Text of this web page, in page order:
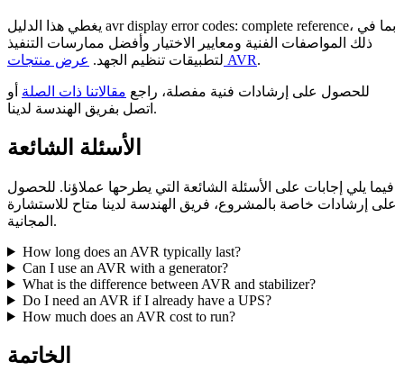
يغطي هذا الدليل avr display error codes: complete reference، بما في
ذلك المواصفات الفنية ومعايير الاختيار وأفضل ممارسات التنفيذ
لتطبيقات تنظيم الجهد. عرض منتجات AVR.
للحصول على إرشادات فنية مفصلة، راجع مقالاتنا ذات الصلة أو
اتصل بفريق الهندسة لدينا.
الأسئلة الشائعة
فيما يلي إجابات على الأسئلة الشائعة التي يطرحها عملاؤنا. للحصول
على إرشادات خاصة بالمشروع، فريق الهندسة لدينا متاح للاستشارة
المجانية.
How long does an AVR typically last?
Can I use an AVR with a generator?
What is the difference between AVR and stabilizer?
Do I need an AVR if I already have a UPS?
How much does an AVR cost to run?
الخاتمة